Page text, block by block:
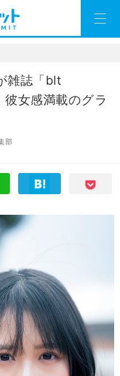
雑誌「blt
女感満載のグラ
部